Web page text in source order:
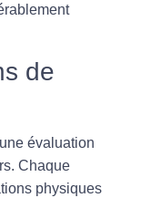
de
évaluation
Chaque
physiques